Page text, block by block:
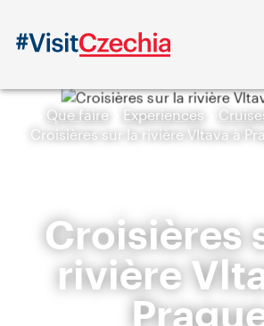
Que faire Experiences
Croisières sur la rivière Vltava à
Croisières
rivière